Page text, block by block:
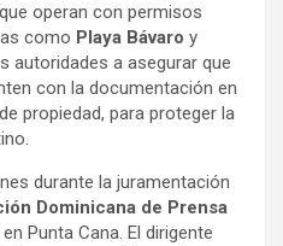
operan con permisos
como Playa Bávaro y
autoridades a asegurar que
con la documentación en
propiedad, para proteger la
durante la juramentación
Dominicana de Prensa
en Punta Cana. El dirigente